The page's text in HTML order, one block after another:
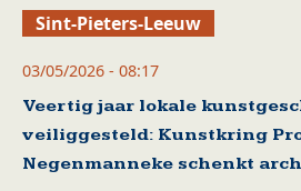
Sint-Pieters-Leeuw
03/05/2026 - 08:17
Veertig jaar lokale
veiliggesteld: Kunstkring
Negenmanneke schenkt